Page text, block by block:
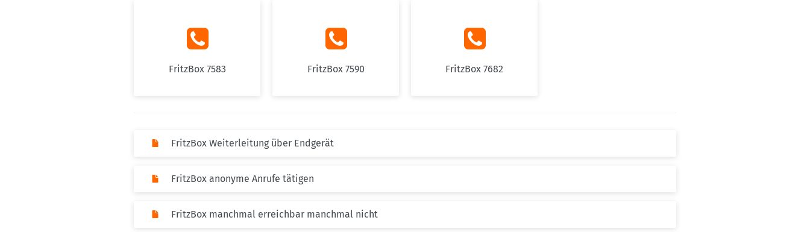

FritzBox 7583

FritzBox 7590

FritzBox 7682
FritzBox Weiterleitung über Endgerät
FritzBox anonyme Anrufe tätigen
FritzBox manchmal erreichbar manchmal nicht